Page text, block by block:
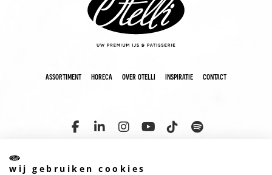
assortiment horeca over otelli inspiratie contact
wij gebruiken cookies